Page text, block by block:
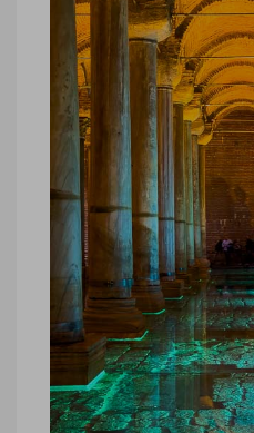
Turquie, Citerne